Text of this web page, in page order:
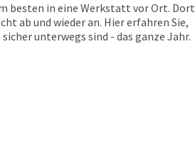
besten in eine Werkstatt vor Ort. Dort
ab und wieder an. Hier erfahren Sie,
unterwegs sind - das ganze Jahr.